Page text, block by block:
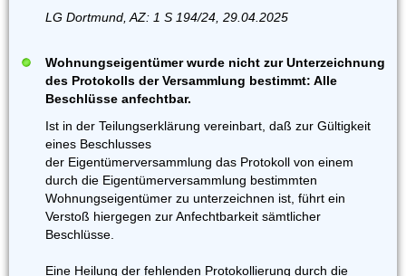
LG Dortmund, AZ: 1 S 194/24, 29.04.2025
Wohnungseigentümer wurde nicht zur Unterzeichnung
des Protokolls der Versammlung bestimmt: Alle
Beschlüsse anfechtbar.
Ist in der Teilungserklärung vereinbart, daß zur Gültigkeit
eines Beschlusses
der Eigentümerversammlung das Protokoll von einem
durch die Eigentümerversammlung bestimmten
Wohnungseigentümer zu unterzeichnen ist, führt ein
Verstoß hiergegen zur Anfechtbarkeit sämtlicher
Beschlüsse.
Eine Heilung der fehlenden Protokollierung durch die